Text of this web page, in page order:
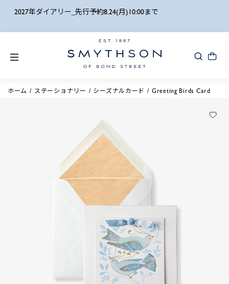
SUMMER SALE開催中_7.29再値下げ
ホーム ステーショナリー シーズナルカード Greeting Birds Card